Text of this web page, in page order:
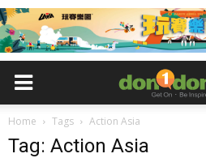
Home Tags Action Asia
Tag: Action Asia